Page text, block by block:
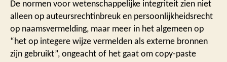
De normen voor wetenschappelijke integriteit zien niet
alleen op auteursrechtinbreuk en persoonlijkheidsrecht
op naamsvermelding, maar meer in het algemeen op
“het op integere wijze vermelden als externe bronnen
zijn gebruikt”, ongeacht of het gaat om copy-paste